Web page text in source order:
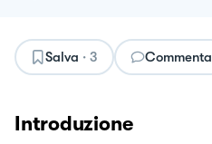
Salva · 3 Commenta
Introduzione